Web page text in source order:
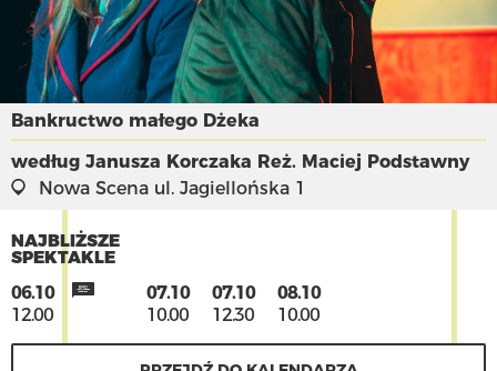
Bankructwo małego Dżeka
według Janusza Korczaka Reż. Maciej Podstawny
Nowa Scena ul. Jagiellońska 1
NAJBLIŻSZE
SPEKTAKLE
06.10
12.00
07.10
10.00
07.10
12.30
08.10
10.00